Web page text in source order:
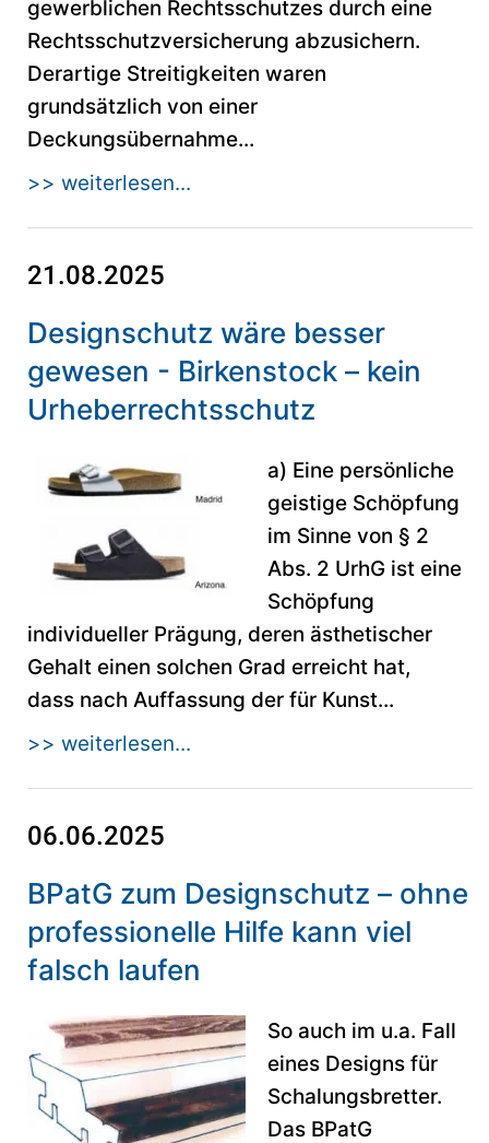
gewerblichen Rechtsschutzes durch eine
Rechtsschutzversicherung abzusichern.
Derartige Streitigkeiten waren
grundsätzlich von einer
Deckungsübernahme...
>> weiterlesen...
21.08.2025
Designschutz wäre besser
gewesen - Birkenstock – kein
Urheberrechtsschutz
a) Eine persönliche
geistige Schöpfung
im Sinne von § 2
Abs. 2 UrhG ist eine
Schöpfung
individueller Prägung, deren ästhetischer
Gehalt einen solchen Grad erreicht hat,
dass nach Auffassung der für Kunst...
>> weiterlesen...
06.06.2025
BPatG zum Designschutz – ohne
professionelle Hilfe kann viel
falsch laufen
So auch im u.a. Fall
eines Designs für
Schalungsbretter.
Das BPatG